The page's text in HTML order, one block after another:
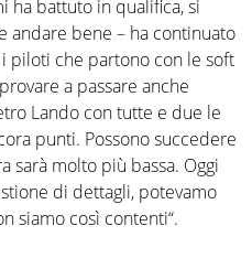
ha battuto in qualifica, si
andare bene – ha continuato
piloti che partono con le soft
a passare anche
Lando con tutte e due le
punti. Possono succedere
sarà molto più bassa. Oggi
di dettagli, potevamo
siamo così contenti“.